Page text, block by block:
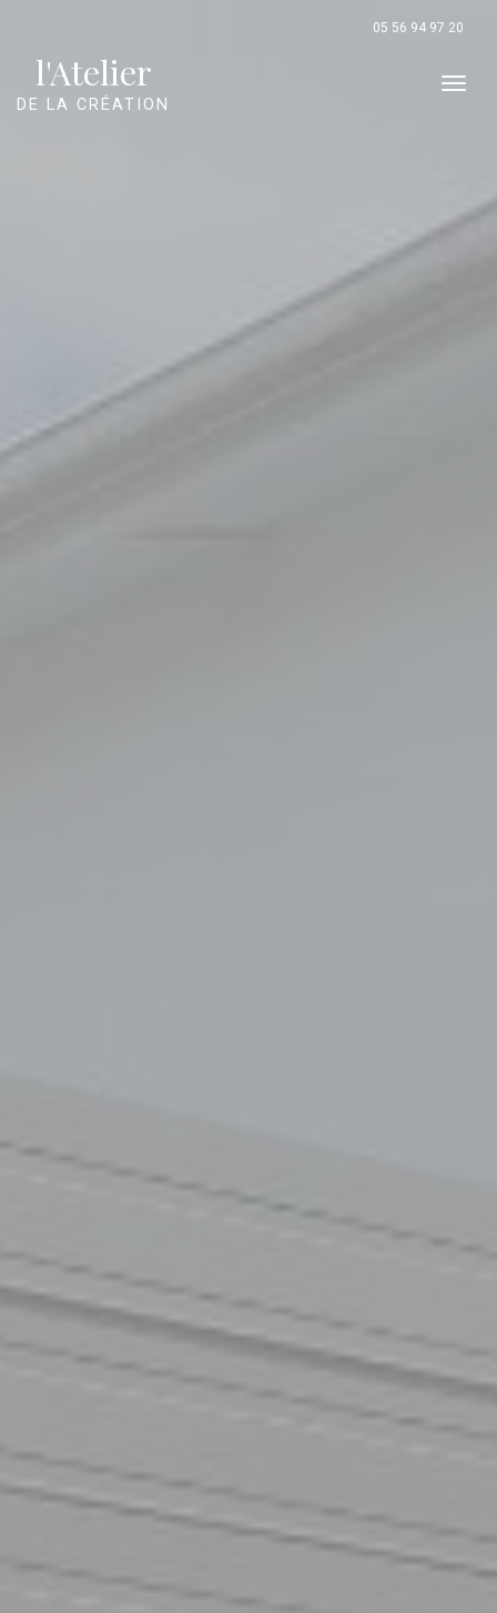
05 56 94 97 20
l'Atelier
DE LA CRÉATION